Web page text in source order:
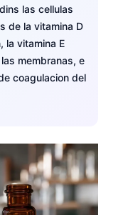
las cellulas
de la vitamina D
la vitamina E
membranas, e
coagulacion del